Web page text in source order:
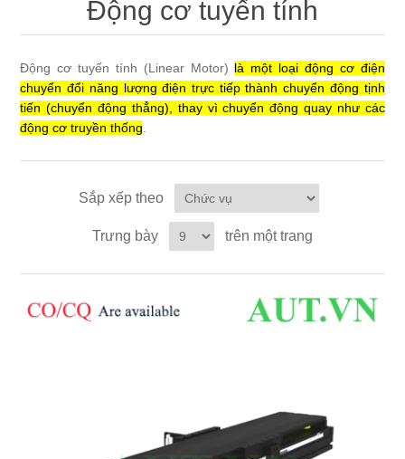
Máy tính công nghiệp
Động cơ servo 2 phase
Động cơ bước 2 phase
Quạt thông gió
Chưa Phân Loại
Phụ Kiện Schneider
Động cơ tuyến tính
Động cơ tuyến tính (Linear Motor) là một loại động cơ điện
chuyển đổi năng lượng điện trực tiếp thành chuyển động tịnh
tiến (chuyển động thẳng), thay vì chuyển động quay như các
động cơ truyền thống
Sắp xếp theo
Trưng bày trên một trang